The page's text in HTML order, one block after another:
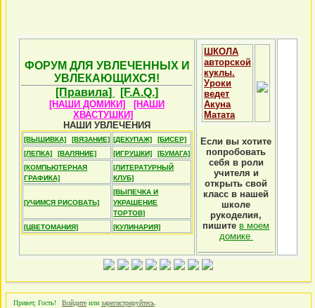
ФОРУМ ДЛЯ УВЛЕЧЕННЫХ И
УВЛЕКАЮЩИХСЯ!
[Правила]
[F.A.Q.]
[НАШИ ДОМИКИ]
[НАШИ
ХВАСТУШКИ]
НАШИ УВЛЕЧЕНИЯ
[ВЫШИВКА] [ВЯЗАНИЕ] [ДЕКУПАЖ]
[БИСЕР]
[ЛЕПКА]
[ВАЛЯНИЕ] [ИГРУШКИ]
[БУМАГА]
[КОМПЬЮТЕРНАЯ
ГРАФИКА]
[ЛИТЕРАТУРНЫЙ
КЛУБ]
[УЧИМСЯ РИСОВАТЬ]
[ВЫПЕЧКА И
УКРАШЕНИЕ
ТОРТОВ]
[ЦВЕТОМАНИЯ]
[КУЛИНАРИЯ]
ШКОЛА
авторской
куклы.
Уроки
ведет
Акуна
Матата
Если вы хотите
попробовать
себя в роли
учителя и
открыть свой
класс в нашей
школе
рукоделия,
пишите в моем
домике
Привет, Гость! Войдите или зарегистрируйтесь